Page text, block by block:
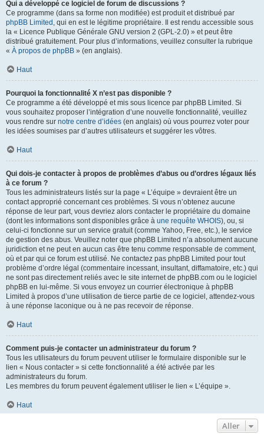
Qui a développé ce logiciel de forum de discussions ?
Ce programme (dans sa forme non modifiée) est produit et distribué par
phpBB Limited , qui en est le légitime propriétaire. Il est rendu accessible sous
la « Licence Publique Générale GNU version 2 (GPL-2.0) » et peut être
distribué gratuitement. Pour plus d’informations, veuillez consulter la rubrique
« À propos de phpBB » (en anglais).
Haut
Pourquoi la fonctionnalité X n’est pas disponible ?
Ce programme a été développé et mis sous licence par phpBB Limited. Si
vous souhaitez proposer l’intégration d’une nouvelle fonctionnalité, veuillez
vous rendre sur notre centre d’idées (en anglais) où vous pourrez voter pour
les idées soumises par d’autres utilisateurs et suggérer les vôtres.
Haut
Qui dois-je contacter à propos de problèmes d’abus ou d’ordres légaux liés
à ce forum ?
Tous les administrateurs listés sur la page « L’équipe » devraient être un
contact approprié concernant ces problèmes. Si vous n’obtenez aucune
réponse de leur part, vous devriez alors contacter le propriétaire du domaine
(dont les informations sont disponibles grâce à une requête WHOIS), ou, si
celui-ci fonctionne sur un service gratuit (comme Yahoo, Free, etc.), le service
de gestion des abus. Veuillez noter que phpBB Limited n’a absolument aucune
juridiction et ne peut en aucun cas être tenu comme responsable de comment,
où et par qui ce forum est utilisé. Ne contactez pas phpBB Limited pour tout
problème d’ordre légal (commentaire incessant, insultant, diffamatoire, etc.) qui
ne sont pas directement reliés avec le site internet de phpBB.com ou le logiciel
phpBB en lui-même. Si vous envoyez un courrier électronique à phpBB
Limited à propos d’une utilisation de tierce partie de ce logiciel, attendez-vous
à une réponse laconique ou à ne pas recevoir de réponse.
Haut
Comment puis-je contacter un administrateur du forum ?
Tous les utilisateurs du forum peuvent utiliser le formulaire disponible sur le
lien « Nous contacter » si cette fonctionnalité a été activée par les
administrateurs du forum.
Les membres du forum peuvent également utiliser le lien « L’équipe ».
Haut
Aller